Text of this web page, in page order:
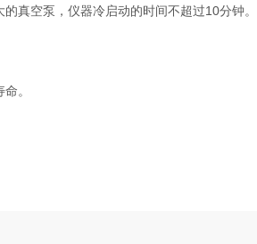
真空泵，仪器冷启动的时间不超过10分钟。
。